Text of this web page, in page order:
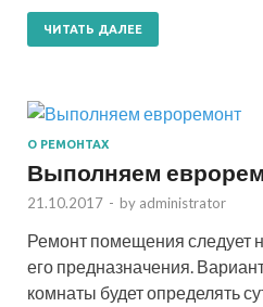
ЧИТАТЬ ДАЛЕЕ
О РЕМОНТАХ
Выполняем
21.10.2017 - by administrator
Ремонт помещения следует
его предназначения.
комнаты будет определять